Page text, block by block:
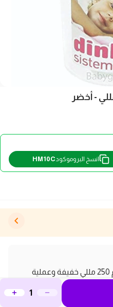
انسخ البروموكود HM10C
الكوباية سيستيما الخضراء بحجم 250 مللي خفيفة وعملية
الكوب ده بيجمع بين الخامات